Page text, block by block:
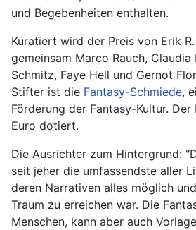
und Begebenheiten enthalten.
Kuratiert wird der Preis von Erik
gemeinsam Marco Rauch, Claudia
Schmitz, Faye Hell und Gernot
Stifter ist die Fantasy-Schmiede,
Förderung der Fantasy-Kultur.
Euro dotiert.
Die Ausrichter zum Hintergrund:
seit jeher die umfassendste aller
deren Narrativen alles möglich
Traum zu erreichen war. Die
Menschen, kann aber auch